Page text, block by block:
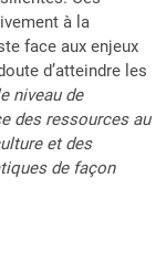
à la
face aux enjeux
d’atteindre les
niveau de
des ressources au
et des
de façon